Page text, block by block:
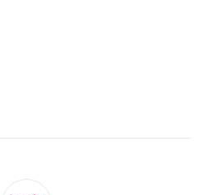
The absence of
constraint, becomes a
mutual listening and
precise phrasing,
Coleman - while infusing